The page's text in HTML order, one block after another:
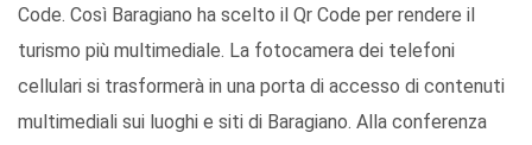
Code. Così Baragiano ha scelto il Qr Code per rendere il
turismo più multimediale. La fotocamera dei telefoni
cellulari si trasformerà in una porta di accesso di contenuti
multimediali sui luoghi e siti di Baragiano. Alla conferenza